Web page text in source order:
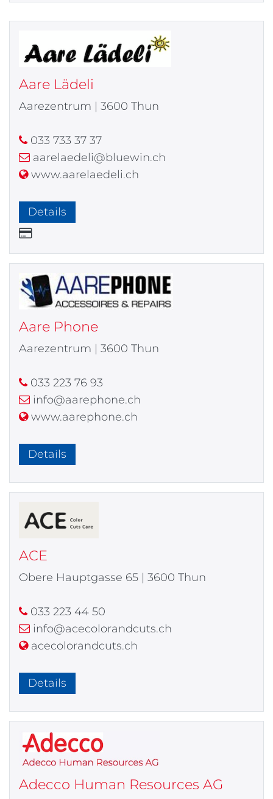
Aare Lädeli
Aarezentrum | 3600 Thun
033 733 37 37
aarelaedeli@bluewin.ch
www.aarelaedeli.ch
Details
Aare Phone
Aarezentrum | 3600 Thun
033 223 76 93
info@aarephone.ch
www.aarephone.ch
Details
ACE
Obere Hauptgasse 65 | 3600 Thun
033 223 44 50
info@acecolorandcuts.ch
acecolorandcuts.ch
Details
Adecco Human Resources AG